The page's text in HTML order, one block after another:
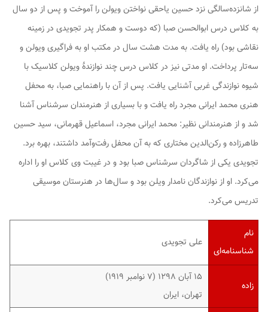
از شانزده‌سالگی نزد حسین یاحقی نواختن ویولن را آموخت و پس از دو سال
به کلاس درس ابوالحسن صبا (که دوست و همکار پدر تجویدی در زمینه
نقاشی بود) راه یافت. به مدت هشت سال در مکتب او به فراگیری ویولن و
سه‌تار پرداخت. او مدتی نیز در کلاس درس چند نوازندهٔ ویولن کلاسیک با
شیوه نوازندگی غربی آشنایی یافت. پس از آن با راهنمایی صبا، به محفل
هنری محمد ایرانی مجرد راه یافت و با بسیاری از هنرمندان سرشناس آشنا
شد و از هنرمندانی نظیر: محمد ایرانی مجرد، اسماعیل قهرمانی، سید حسین
طاهرزاده و رکن‌الدین مختاری که به آن محفل رفت‌وآمد داشتند، بهره برد.
تجویدی یکی از شاگردان سرشناس صبا بود و در غیبت وی کلاس او را اداره
می‌کرد. او از نوازندگان نامدار ویلن بود و سال‌ها در هنرستان موسیقی
تدریس می‌کرد.
نام
شناسنامه‌ای
علی تجویدی
زاده
۱۵ آبان ۱۲۹۸ (۷ نوامبر ۱۹۱۹)
تهران، ایران